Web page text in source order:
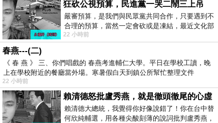
狂砍公視預算，民進黨一哭二鬧三上吊
嚴審預算，是我們與民眾黨共同合作，只要遇到不
合理的預算，當然一定會砍或是凍結，最近文化部
要編列公視和Taiwan plus預算，在110年
22 小時前
春燕---(二)
《 春 燕 》 三、你們唱戲的 春燕考進輔仁大學。平日在學校工讀，晚
上在學校附近的餐廳當外場。寒暑假白天到鎮公所幫忙整理文件
22 小時前
賴清德怒批盧秀燕，就是徹頭徹尾的心虛
賴清德大總統，我覺得你好像說錯了！你在台中替
何欣純輔選，用各種尖酸刻薄的說詞批判盧秀燕，